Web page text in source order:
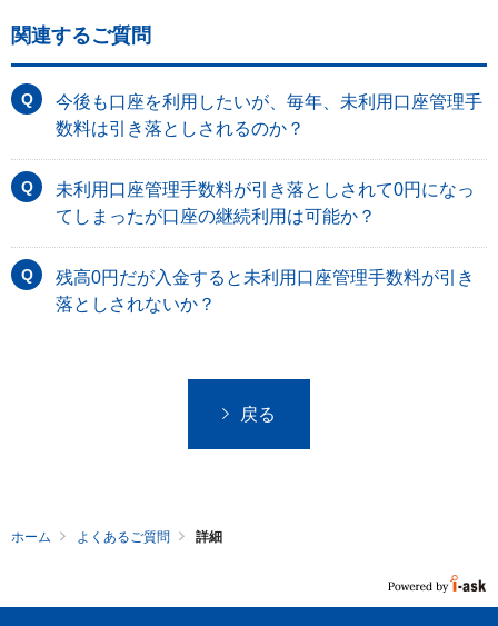
関連するご質問
今後も口座を利用したいが、毎年、未利用口座管理手
数料は引き落としされるのか？
未利用口座管理手数料が引き落としされて0円になっ
てしまったが口座の継続利用は可能か？
残高0円だが入金すると未利用口座管理手数料が引き
落としされないか？
戻る
ホーム よくあるご質問 詳細